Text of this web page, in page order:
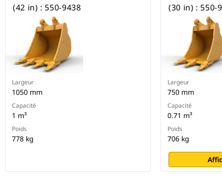
(42 in) : 550-9438
Largeur
1050 mm
Capacité
1 m³
Poids
778 kg
(30 in) : 550-
Largeur
750 mm
Capacité
0.71 m³
Poids
706 kg